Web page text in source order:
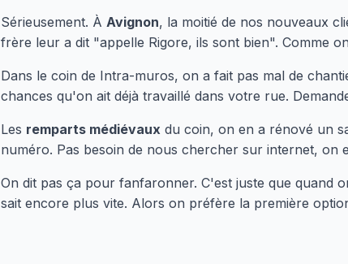
Sérieusement. À Avignon, la moitié de nos nouveaux
frère leur a dit "appelle Rigore, ils sont bien". Comme
Dans le coin de Intra-muros, on a fait pas mal de
chances qu'on ait déjà travaillé dans votre rue.
Les remparts médiévaux du coin, on en a rénové un
numéro. Pas besoin de nous chercher sur internet, on
On dit pas ça pour fanfaronner. C'est juste que quand
sait encore plus vite. Alors on préfère la première